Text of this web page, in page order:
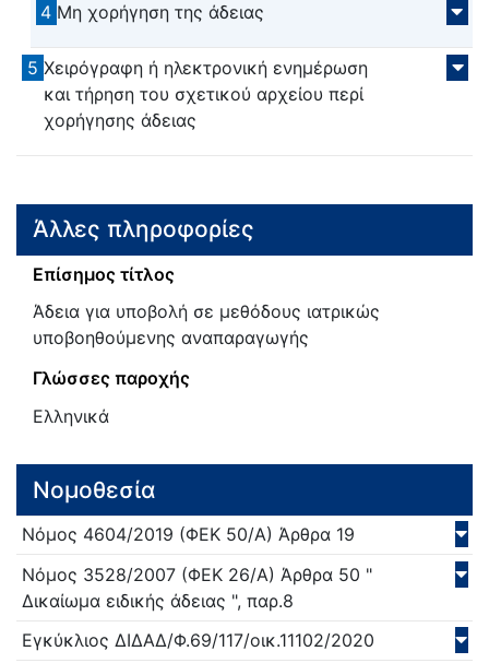
4 Μη χορήγηση της άδειας
5 Χειρόγραφη ή ηλεκτρονική ενημέρωση
και τήρηση του σχετικού αρχείου περί
χορήγησης άδειας
Άλλες πληροφορίες
Επίσημος τίτλος
Άδεια για υποβολή σε μεθόδους ιατρικώς
υποβοηθούμενης αναπαραγωγής
Γλώσσες παροχής
Ελληνικά
Νομοθεσία
Νόμος 4604/2019 (ΦΕΚ 50/Α) Άρθρα 19
Νόμος 3528/2007 (ΦΕΚ 26/Α) Άρθρα 50 "
Δικαίωμα ειδικής άδειας ", παρ.8
Εγκύκλιος ΔΙΔΑΔ/Φ.69/117/οικ.11102/2020